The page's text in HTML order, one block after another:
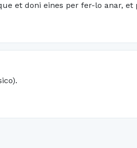
et doni eines per fer-lo anar, et